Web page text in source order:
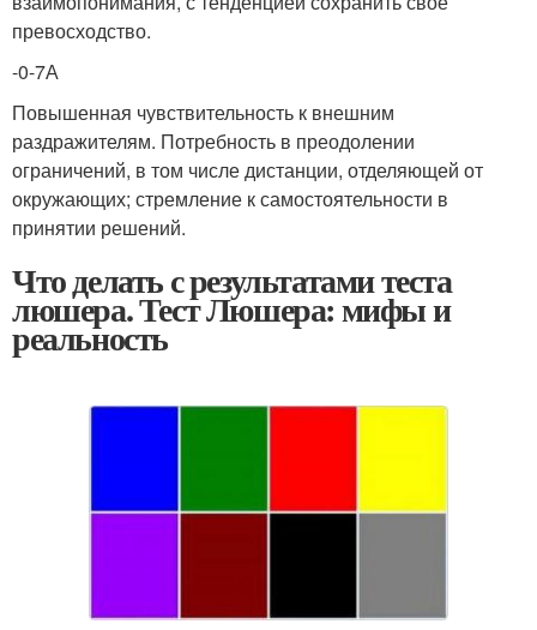
превосходство.
-0-7А
Повышенная чувствительность к внешним
раздражителям. Потребность в преодолении
ограничений, в том числе дистанции, отделяющей от
окружающих; стремление к самостоятельности в
принятии решений.
Что делать с результатами теста
люшера. Тест Люшера: мифы и
реальность